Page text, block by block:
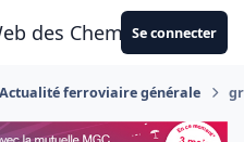
des CheminotsSe connecter
Actualité ferroviaire générale